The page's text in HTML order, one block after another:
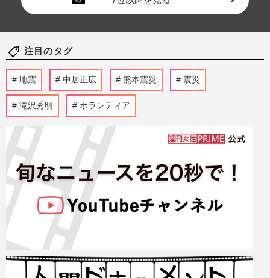
注目のタグ
地震 中居正広 熊本震災 震災
滝沢秀明 ボランティア